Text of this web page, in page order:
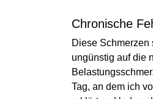
Chronische
Diese
ungünstig auf die
Tag, an dem ich